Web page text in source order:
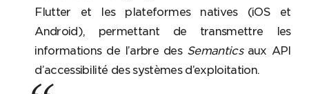
Flutter et les plateformes natives (iOS et
Android), permettant de transmettre les
informations de l’arbre des Semanticsaux API
d’accessibilité des systèmes d’exploitation.